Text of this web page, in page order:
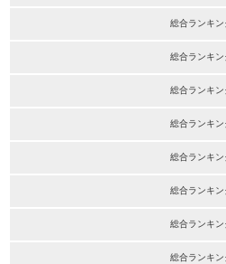
総合ランキン
総合ランキン
総合ランキン
総合ランキン
総合ランキン
総合ランキン
総合ランキン
総合ランキン